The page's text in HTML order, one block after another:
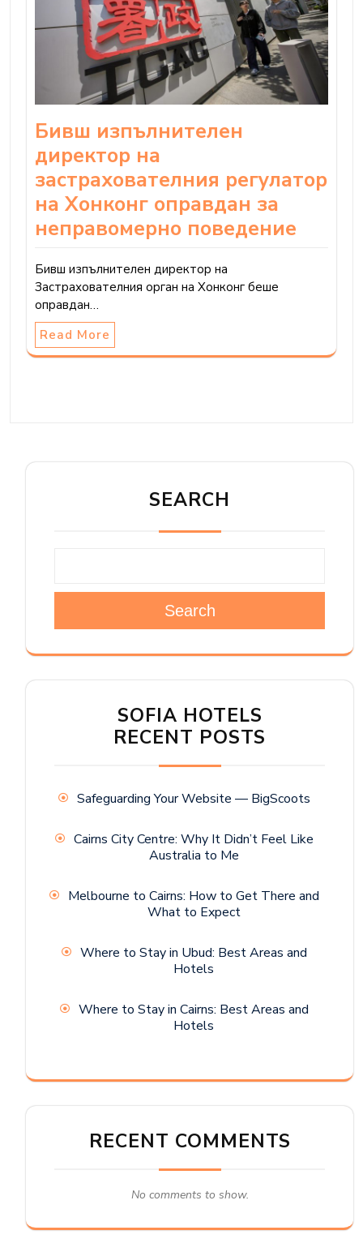
Бивш изпълнителен
директор на
застрахователния регулатор
на Хонконг оправдан за
неправомерно поведение
Бивш изпълнителен директор на
Застрахователния орган на Хонконг беше
оправдан…
Read More
SEARCH
Search
SOFIA HOTELS
RECENT POSTS
Safeguarding Your Website — BigScoots
Cairns City Centre: Why It Didn’t Feel Like
Australia to Me
Melbourne to Cairns: How to Get There and
What to Expect
Where to Stay in Ubud: Best Areas and
Hotels
Where to Stay in Cairns: Best Areas and
Hotels
RECENT COMMENTS
No comments to show.